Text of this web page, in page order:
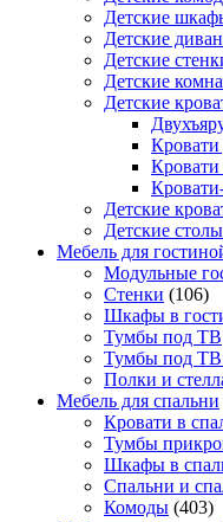
Детские
Детские
Детские
Детские
Детские
Кровати
Детские
Детские
Мебель для
Модульные
Стенки (106)
Шкафы в
Тумбы под ТВ
Тумбы под ТВ
Полки и
Мебель для спальни
Кровати в
Тумбы
Шкафы в
Спальни и
Комоды (403)